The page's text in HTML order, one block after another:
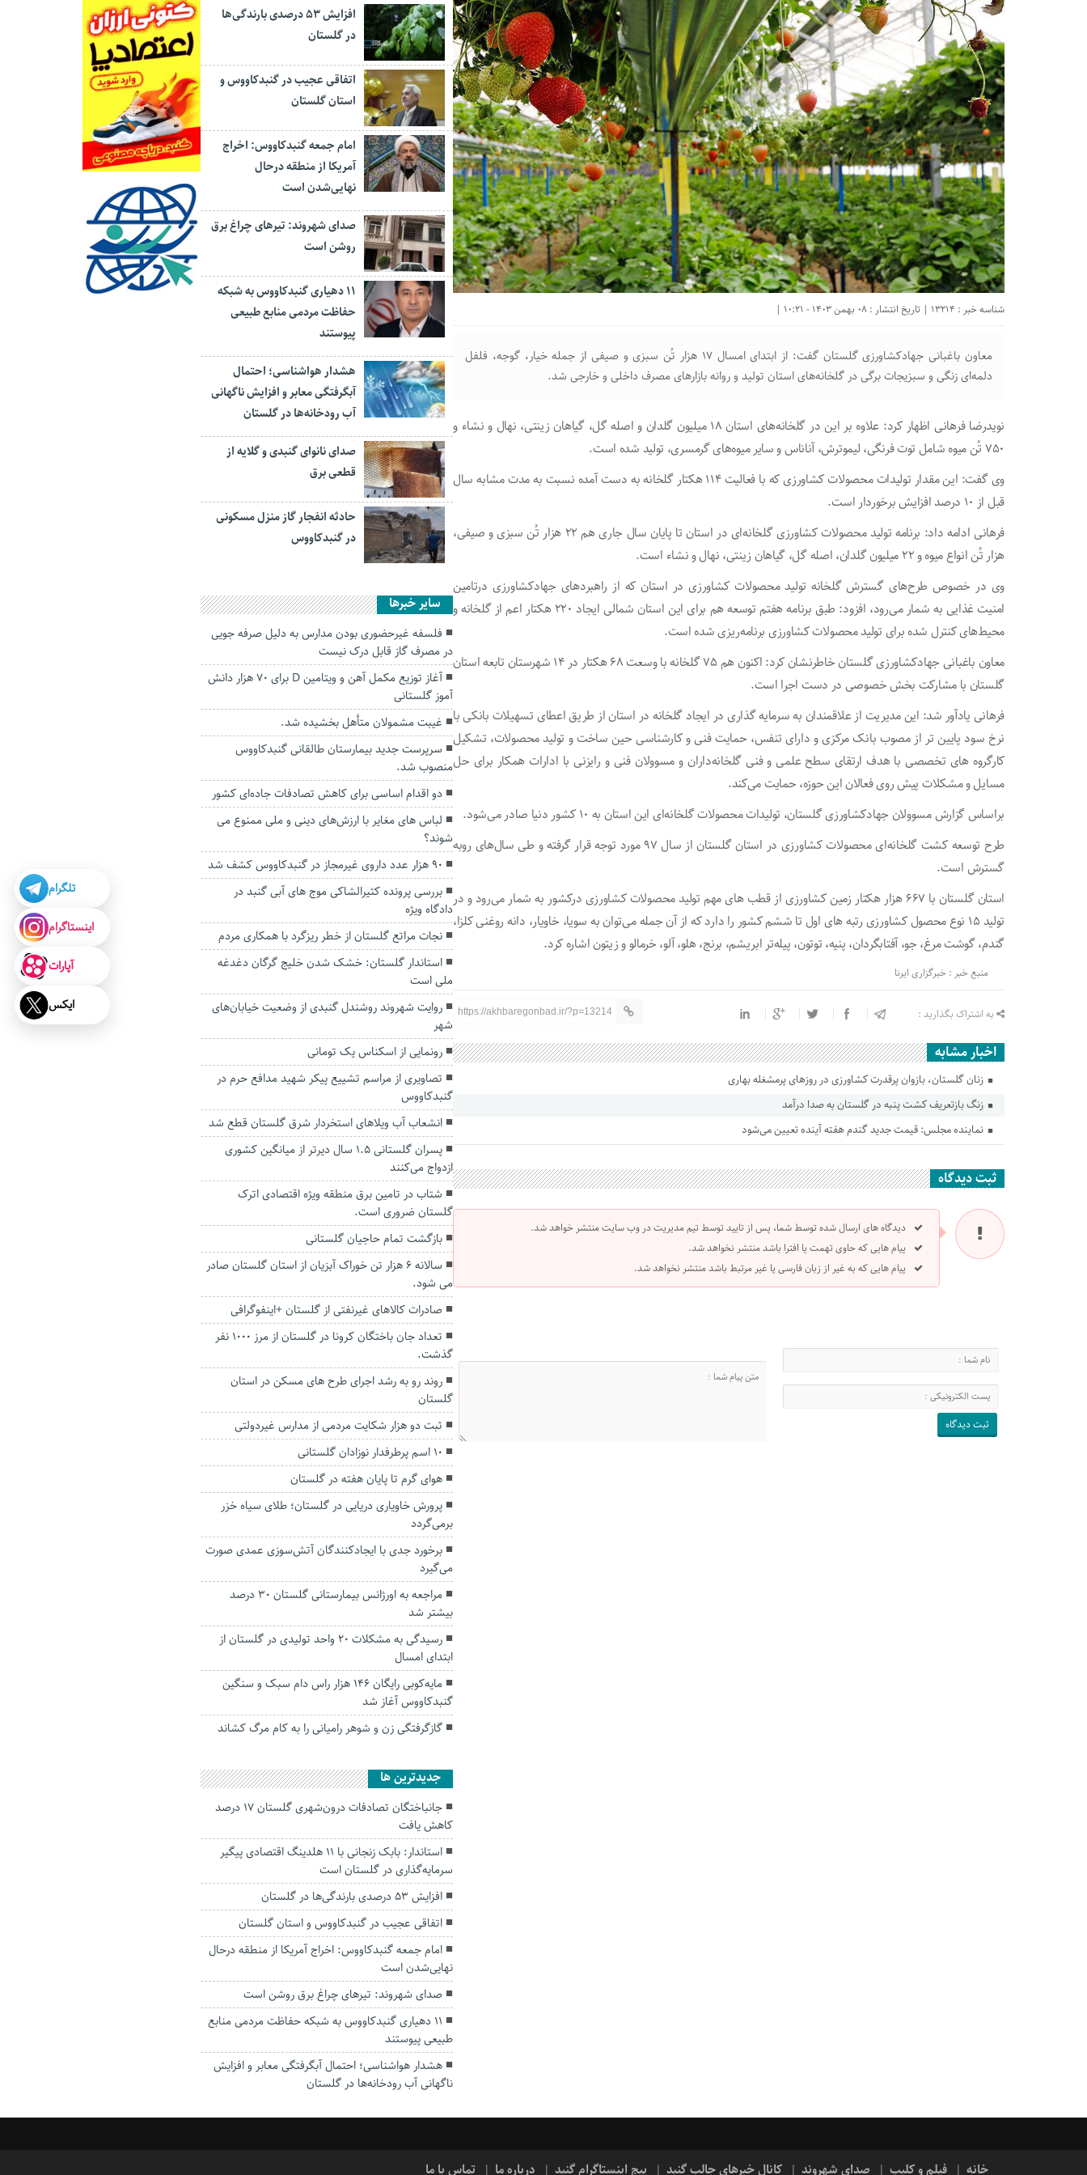
شناسه خبر : 13214 | تاریخ انتشار : 08 بهمن 1403 - 10:21 |
معاون باغبانی جهادکشاورزی گلستان گفت: از ابتدای امسال ۱۷ هزار تُن سبزی و صیفی از جمله خیار، گوجه، فلفل
دلمه‌ای زنگی و سبزیجات برگی در گلخانه‌های استان تولید و روانه بازارهای مصرف داخلی و خارجی شد.
نویدرضا فرهانی اظهار کرد: علاوه بر این در گلخانه‌های استان ۱۸ میلیون گلدان و اصله گل، گیاهان زینتی، نهال و نشاء و
۷۵۰ تُن میوه شامل توت فرنگی، لیموترش، آناناس و سایر میوه‌های گرمسری، تولید شده است.
وی گفت: این مقدار تولیدات محصولات کشاورزی که با فعالیت ۱۱۴ هکتار گلخانه به دست آمده نسبت به مدت مشابه سال
قبل از ۱۰ درصد افزایش برخوردار است.
فرهانی ادامه داد: برنامه تولید محصولات کشاورزی گلخانه‌ای در استان تا پایان سال جاری هم ۲۲ هزار تُن سبزی و صیفی،
هزار تُن انواع میوه و ۲۲ میلیون گلدان، اصله گل، گیاهان زینتی، نهال و نشاء است.
وی در خصوص طرح‌های گسترش گلخانه تولید محصولات کشاورزی در استان که از راهبردهای جهادکشاورزی درتامین
امنیت غذایی به شمار می‌رود، افزود: طبق برنامه هفتم توسعه هم برای این استان شمالی ایجاد ۲۲۰ هکتار اعم از گلخانه و
محیط‌های کنترل شده برای تولید محصولات کشاورزی برنامه‌ریزی شده است.
معاون باغبانی جهادکشاورزی گلستان خاطرنشان کرد: اکنون هم ۷۵ گلخانه با وسعت ۶۸ هکتار در ۱۴ شهرستان تابعه استان
گلستان با مشارکت بخش خصوصی در دست اجرا است.
فرهانی یادآور شد: این مدیریت از علاقمندان به سرمایه گذاری در ایجاد گلخانه در استان از طریق اعطای تسهیلات بانکی با
نرخ سود پایین تر از مصوب بانک مرکزی و دارای تنفس، حمایت فنی و کارشناسی حین ساخت و تولید محصولات، تشکیل
کارگروه های تخصصی با هدف ارتقای سطح علمی و فنی گلخانه‌داران و مسوولان فنی و رایزنی با ادارات همکار برای حل
مسایل و مشکلات پیش روی فعالان این حوزه، حمایت می‌کند.
براساس گزارش مسوولان جهادکشاورزی گلستان، تولیدات محصولات گلخانه‌ای این استان به ۱۰ کشور دنیا صادر می‌شود.
طرح توسعه کشت گلخانه‌ای محصولات کشاورزی در استان گلستان از سال ۹۷ مورد توجه قرار گرفته و طی سال‌های روبه
گسترش است.
استان گلستان با ۶۶۷ هزار هکتار زمین کشاورزی از قطب های مهم تولید محصولات کشاورزی درکشور به شمار می‌رود و در
تولید ۱۵ نوع محصول کشاورزی رتبه های اول تا ششم کشور را دارد که از آن جمله می‌توان به سویا، خاویار، دانه روغنی کلزا،
گندم، گوشت مرغ، جو، آفتابگردان، پنیه، توتون، پیله‌تر ابریشم، برنج، هلو، آلو، خرمالو و زیتون اشاره کرد.
منبع خبر : خبرگزاری ایرنا
به اشتراک بگذارید : https://akhbaregonbad.ir/?p=13214
اخبار مشابه
زنان گلستان، بازوان پرقدرت کشاورزی در روزهای پرمشغله بهاری
زنگ بازتعریف کشت پنبه در گلستان به صدا درآمد
نماینده مجلس: قیمت جدید گندم هفته آینده تعیین می‌شود
ثبت دیدگاه
دیدگاه های ارسال شده توسط شما، پس از تایید توسط تیم مدیریت در وب سایت منتشر خواهد شد.
پیام هایی که حاوی تهمت یا افترا باشد منتشر نخواهد شد.
پیام هایی که به غیر از زبان فارسی یا غیر مرتبط باشد منتشر نخواهد شد.
افزایش ۵۳ درصدی بارندگی‌ها
در گلستان
اتفاقی عجیب در‌ گنبدکاووس و
استان گلستان
امام جمعه گنبدکاووس: اخراج
آمریکا از منطقه درحال
نهایی‌شدن است
صدای شهروند: تیرهای چراغ برق
روشن است
۱۱ دهیاری گنبدکاووس به شبکه
حفاظت مردمی منابع طبیعی
پیوستند
هشدار هواشناسی؛ احتمال
آبگرفتگی معابر و افزایش ناگهانی
آب رودخانه‌ها در گلستان
صدای نانوای گنبدی و گلایه از
قطعی برق
حادثه انفجار گاز منزل مسکونی
در گنبدکاووس
سایر خبرها
فلسفه غیرحضوری بودن مدارس به دلیل صرفه جویی
در مصرف گاز قابل درک نیست
آغاز توزیع مکمل آهن و ویتامین D برای ۷۰ هزار دانش
آموز گلستانی
غیبت مشمولان متأهل بخشیده شد‌.
سرپرست جدید بیمارستان طالقانی گنبدکاووس
منصوب شد.
دو اقدام اساسی برای کاهش تصادفات جاده‌ای کشور
لباس های مغایر با ارزش‌های دینی و ملی ممنوع می
شوند؟
۹۰ هزار عدد داروی غیرمجاز در گنبدکاووس کشف شد
بررسی پرونده کثیرالشاکی موج های آبی گنبد در
دادگاه ویژه
نجات مراتع گلستان از خطر ریزگرد با همکاری مردم
استاندار گلستان: خشک شدن خلیج گرگان دغدغه
ملی است
روایت شهروند روشندل گنبدی از وضعیت خیابان‌های
شهر
رونمایی از اسکناس یک تومانی
تصاویری از مراسم تشییع پیکر شهید مدافع حرم در
گنبدکاووس
انشعاب آب ویلاهای استخردار شرق گلستان قطع شد
پسران گلستانی ۱.۵ سال دیرتر از میانگین کشوری
ازدواج می‌کنند
شتاب در تامین برق منطقه ویژه اقتصادی اترک
گلستان ضروری است.
بازگشت تمام حاجیان گلستانی
سالانه ۶ هزار تن خوراک آبزیان از استان گلستان صادر
می شود.
صادرات کالاهای غیرنفتی از گلستان +اینفوگرافی
تعداد جان باختگان کرونا در گلستان از مرز 1000 نفر
گذشت.
روند رو به رشد اجرای طرح های مسکن در استان
گلستان
ثبت دو هزار شکایت مردمی از مدارس غیردولتی
۱۰ اسم پرطرفدار نوزادان گلستانی
هوای گرم تا پایان هفته در گلستان
پرورش خاویاری دریایی در گلستان؛ طلای سیاه خزر
برمی‌گردد
برخورد جدی با ایجادکنندگان آتش‌سوزی عمدی صورت
می‌گیرد
مراجعه به اورژانس بیمارستانی گلستان ۳۰ درصد
بیشتر شد
رسیدگی به مشکلات ۲۰ واحد تولیدی در گلستان از
ابتدای امسال
مایه‌کوبی رایگان ۱۴۶ هزار راس دام‌ سبک و سنگین
گنبدکاووس آغاز شد
گازگرفتگی زن و شوهر رامیانی را به کام مرگ کشاند
جديدترين ها
جانباختگان تصادفات درون‌شهری گلستان ۱۷ درصد
کاهش یافت
استاندار: بابک زنجانی با ۱۱ هلدینگ اقتصادی پیگیر
سرمایه‌گذاری در گلستان است
افزایش ۵۳ درصدی بارندگی‌ها در گلستان
اتفاقی عجیب در‌ گنبدکاووس و استان گلستان
امام جمعه گنبدکاووس: اخراج آمریکا از منطقه درحال
نهایی‌شدن است
صدای شهروند: تیرهای چراغ برق روشن است
۱۱ دهیاری گنبدکاووس به شبکه حفاظت مردمی منابع
طبیعی پیوستند
هشدار هواشناسی؛ احتمال آبگرفتگی معابر و افزایش
ناگهانی آب رودخانه‌ها در گلستان
خانه فیلم و کلیپ صدای شهروند کانال خبرهای جالب گنبد پیج اینستاگرام گنبد درباره ما تماس با ما
تلگرام
اینستاگرام
آپارات
ایکس